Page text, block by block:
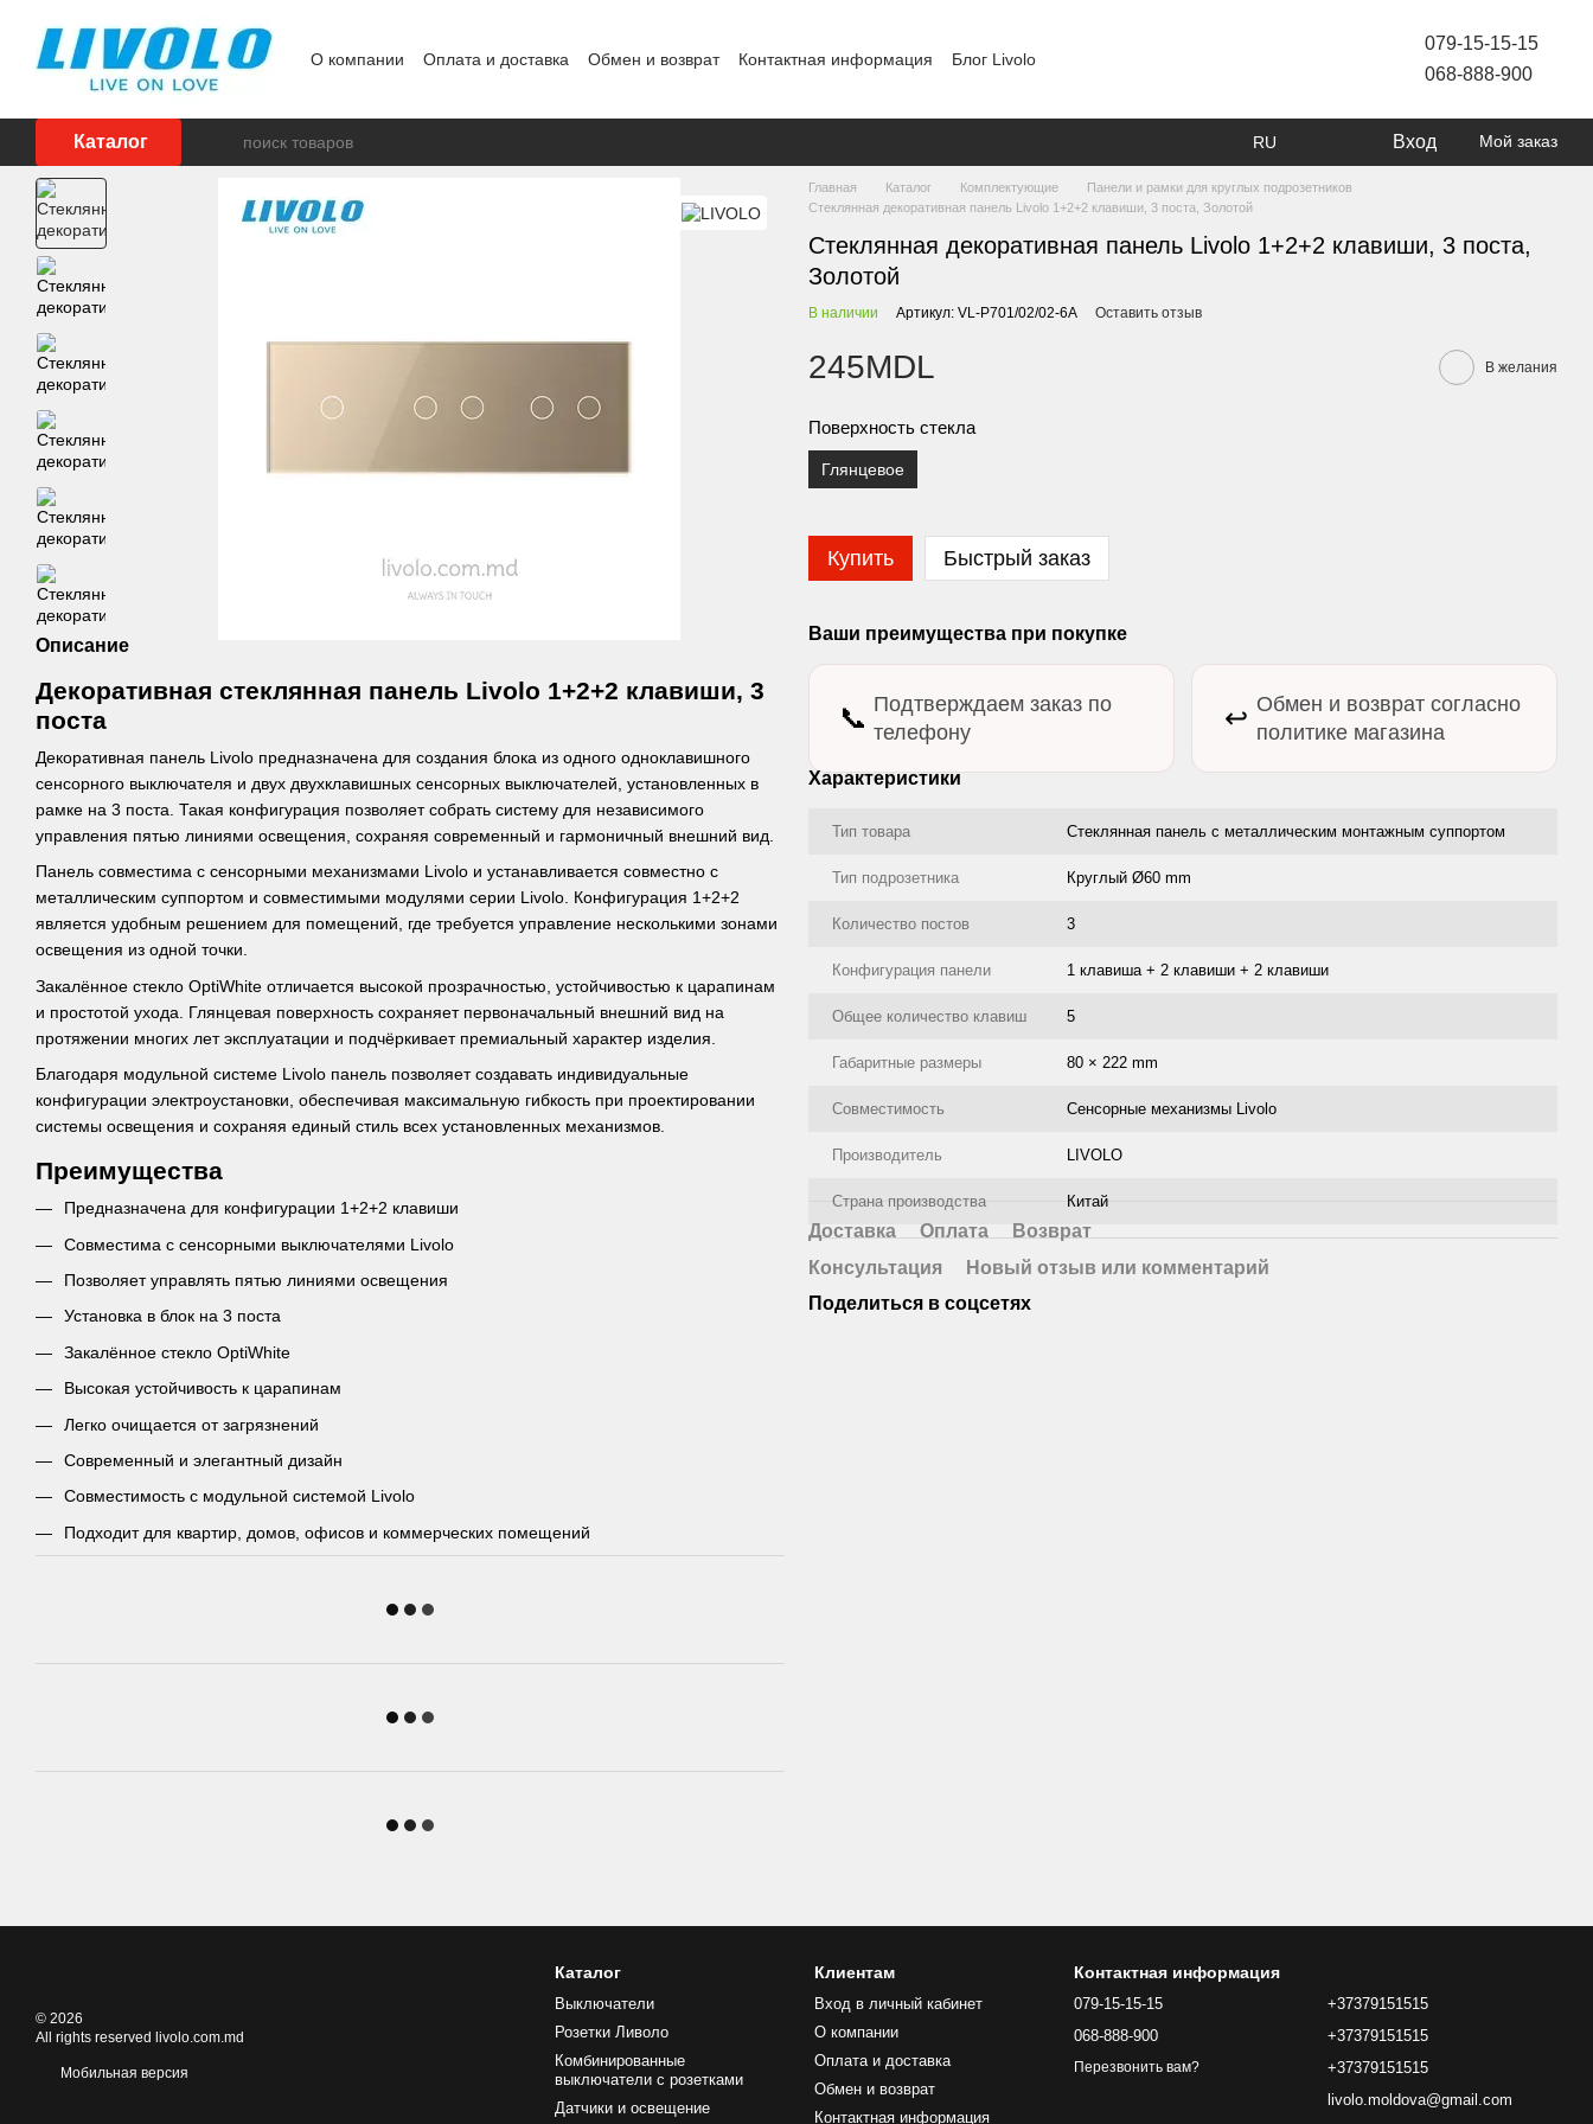
О компании Оплата и доставка Обмен и возврат Контактная информация
Блог Livolo
079-15-15-15
068-888-900
Каталог RU Вход Мой заказ
Описание
Декоративная стеклянная панель Livolo 1+2+2 клавиши, 3
поста
Декоративная панель Livolo предназначена для создания блока из одного одноклавишного
сенсорного выключателя и двух двухклавишных сенсорных выключателей, установленных в
рамке на 3 поста. Такая конфигурация позволяет собрать систему для независимого
управления пятью линиями освещения, сохраняя современный и гармоничный внешний вид.
Панель совместима с сенсорными механизмами Livolo и устанавливается совместно с
металлическим суппортом и совместимыми модулями серии Livolo. Конфигурация 1+2+2
является удобным решением для помещений, где требуется управление несколькими зонами
освещения из одной точки.
Закалённое стекло OptiWhite отличается высокой прозрачностью, устойчивостью к царапинам
и простотой ухода. Глянцевая поверхность сохраняет первоначальный внешний вид на
протяжении многих лет эксплуатации и подчёркивает премиальный характер изделия.
Благодаря модульной системе Livolo панель позволяет создавать индивидуальные
конфигурации электроустановки, обеспечивая максимальную гибкость при проектировании
системы освещения и сохраняя единый стиль всех установленных механизмов.
Преимущества
Предназначена для конфигурации 1+2+2 клавиши
Совместима с сенсорными выключателями Livolo
Позволяет управлять пятью линиями освещения
Установка в блок на 3 поста
Закалённое стекло OptiWhite
Высокая устойчивость к царапинам
Легко очищается от загрязнений
Современный и элегантный дизайн
Совместимость с модульной системой Livolo
Подходит для квартир, домов, офисов и коммерческих помещений
Главная Каталог Комплектующие
Панели и рамки для круглых подрозетников
Стеклянная декоративная панель Livolo 1+2+2 клавиши, 3 поста, Золотой
Стеклянная декоративная панель Livolo 1+2+2 клавиши, 3 поста,
Золотой
В наличии Артикул: VL-P701/02/02-6A Оставить отзыв
245MDL В желания
Поверхность стекла
Глянцевое
Купить Быстрый заказ
Ваши преимущества при покупке
📞 Подтверждаем заказ по
телефону
↩️ Обмен и возврат согласно
политике магазина
Характеристики
Тип товара Стеклянная панель с металлическим монтажным суппортом
Тип подрозетника Круглый Ø60 mm
Количество постов 3
Конфигурация панели 1 клавиша + 2 клавиши + 2 клавиши
Общее количество клавиш 5
Габаритные размеры 80 × 222 mm
Совместимость Сенсорные механизмы Livolo
Производитель LIVOLO
Страна производства Китай
Доставка Оплата
Возврат
Консультация
Новый отзыв или комментарий
Поделиться в соцсетях
© 2026
All rights reserved livolo.com.md
Мобильная версия
Каталог
Выключатели
Розетки Ливоло
Комбинированные
выключатели с розетками
Датчики и освещение
Клиентам
Вход в личный кабинет
О компании
Оплата и доставка
Обмен и возврат
Контактная информация
Контактная информация
079-15-15-15
068-888-900
Перезвонить вам?
+37379151515
+37379151515
+37379151515
livolo.moldova@gmail.com